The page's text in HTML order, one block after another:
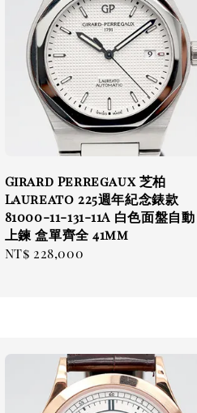
Girard Perregaux 芝柏
Laureato 225週年紀念錶款
81000-11-131-11A 白色面盤自動
上鍊 盒單齊全 41mm
Regular
NT$ 228,000